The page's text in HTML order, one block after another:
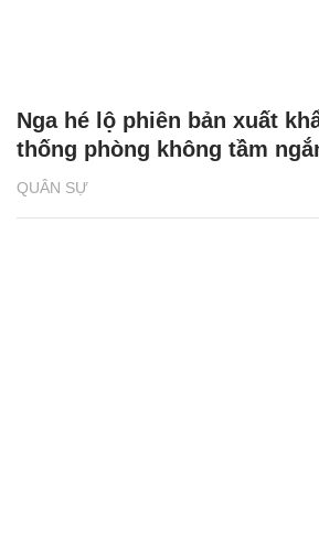
QUÂN SỰ
Nga hé lộ phiên bản xuất
thống phòng không tầm